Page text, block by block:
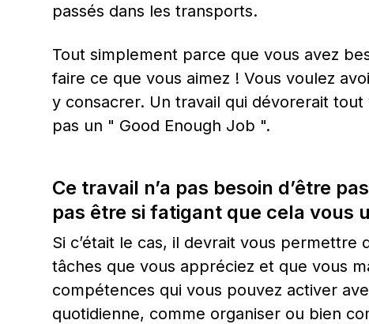
passés dans les transports.
Tout simplement parce que vous avez
faire ce que vous aimez ! Vous voulez
y consacrer. Un travail qui dévorerait
pas un " Good Enough Job ".
Ce travail n’a pas besoin d’être
pas être si fatigant que cela vous
Si c’était le cas, il devrait vous permettre
tâches que vous appréciez et que vous
compétences qui vous pouvez activer
quotidienne, comme organiser ou bien